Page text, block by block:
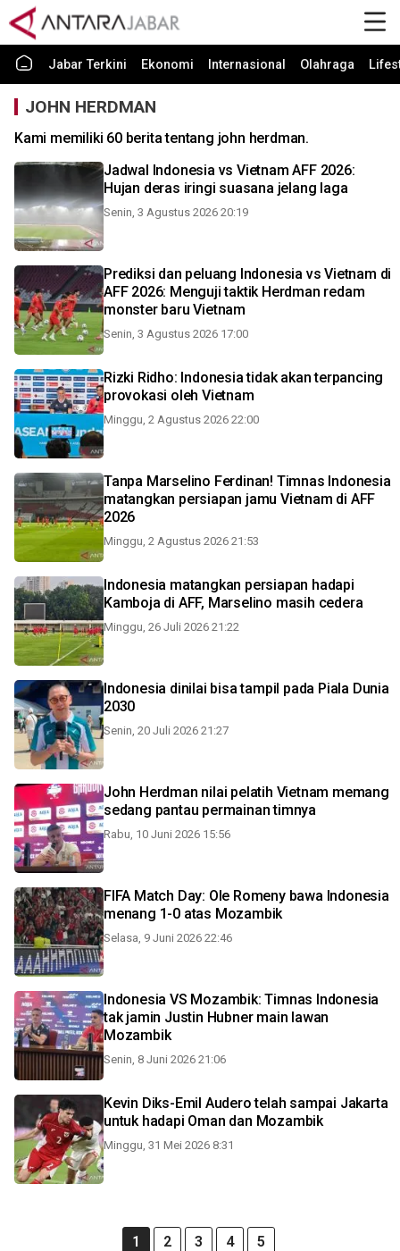
Jabar Terkini Ekonomi Internasional Olahraga
JOHN HERDMAN
Kami memiliki 60 berita tentang john herdman.
Jadwal Indonesia vs Vietnam AFF 2026:
Hujan deras iringi suasana jelang laga
Senin, 3 Agustus 2026 20:19
Prediksi dan peluang Indonesia vs Vietnam di
AFF 2026: Menguji taktik Herdman redam
monster baru Vietnam
Senin, 3 Agustus 2026 17:00
Rizki Ridho: Indonesia tidak akan terpancing
provokasi oleh Vietnam
Minggu, 2 Agustus 2026 22:00
Tanpa Marselino Ferdinan! Timnas Indonesia
matangkan persiapan jamu Vietnam di AFF
2026
Minggu, 2 Agustus 2026 21:53
Indonesia matangkan persiapan hadapi
Kamboja di AFF, Marselino masih cedera
Minggu, 26 Juli 2026 21:22
Indonesia dinilai bisa tampil pada Piala Dunia
2030
Senin, 20 Juli 2026 21:27
John Herdman nilai pelatih Vietnam memang
sedang pantau permainan timnya
Rabu, 10 Juni 2026 15:56
FIFA Match Day: Ole Romeny bawa Indonesia
menang 1-0 atas Mozambik
Selasa, 9 Juni 2026 22:46
Indonesia VS Mozambik: Timnas Indonesia
tak jamin Justin Hubner main lawan
Mozambik
Senin, 8 Juni 2026 21:06
Kevin Diks-Emil Audero telah sampai Jakarta
untuk hadapi Oman dan Mozambik
Minggu, 31 Mei 2026 8:31
1 2 3 4 5